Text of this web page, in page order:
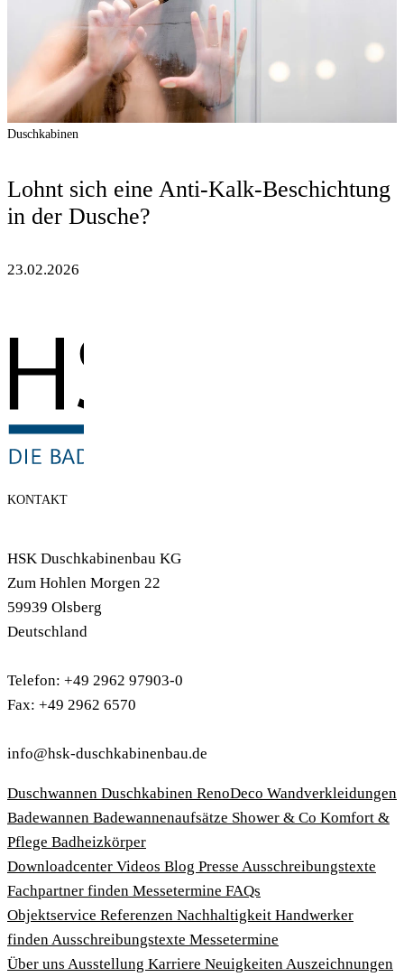
Duschkabinen
Lohnt sich eine Anti-Kalk-Beschichtung
in der Dusche?
23.02.2026
KONTAKT
HSK Duschkabinenbau KG
Zum Hohlen Morgen 22
59939 Olsberg
Deutschland
Telefon: +49 2962 97903-0
Fax: +49 2962 6570
info@hsk-duschkabinenbau.de
Duschwannen Duschkabinen RenoDeco Wandverkleidungen
Badewannen Badewannenaufsätze Shower & Co Komfort &
Pflege Badheizkörper
Download­center Videos Blog Presse Ausschreibungstexte
Fachpartner finden Messetermine FAQs
Objektservice Referenzen Nachhaltigkeit Handwerker
findenAusschreibungstexte Messetermine
Über uns Ausstellung Karriere NeuigkeitenAuszeichnungen